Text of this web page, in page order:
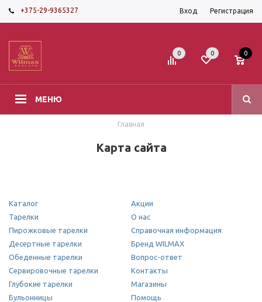
+375-29-9365327 Вход Регистрация
МЕНЮ
0 0 0
Главная
Карта сайта
Каталог
Тарелки
Пирожковые тарелки
Десертные тарелки
Обеденные тарелки
Сервировочные тарелки
Глубокие тарелки
Бульонницы
Акции
О нас
Справочная информация
Бренд WILMAX
Вопрос-ответ
Контакты
Магазины
Помощь